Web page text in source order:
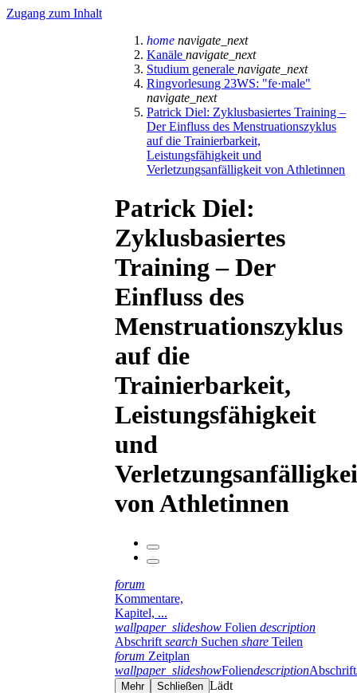
Zugang zum Inhalt
home navigate_next
Kanäle navigate_next
Studium generale navigate_next
Ringvorlesung 23WS: "fe·male"
navigate_next
Patrick Diel: Zyklusbasiertes Training –
Der Einfluss des Menstruationszyklus
auf die Trainierbarkeit,
Leistungsfähigkeit und
Verletzungsanfälligkeit von Athletinnen
Patrick Diel:
Zyklusbasiertes
Training – Der
Einfluss des
Menstruationszyklus
auf die
Trainierbarkeit,
Leistungsfähigkeit
und
von Athletinnen
forum
Kommentare,
Kapitel, ...
wallpaper_slideshow Folien description
Abschrift search Suchen share Teilen
forum Zeitplan
wallpaper_slideshowFoliendescriptionAbschrift
Mehr Schließen Lädt